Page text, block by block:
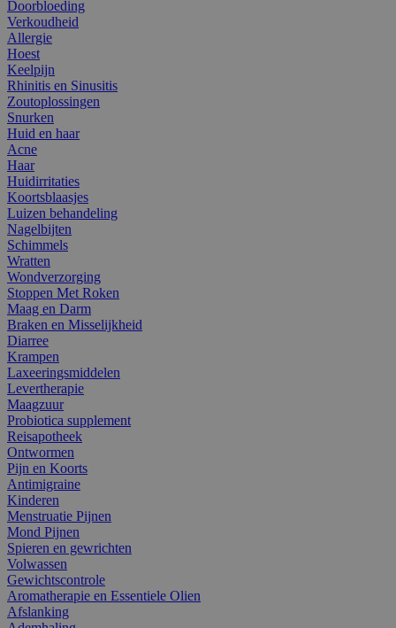
Doorbloeding
Verkoudheid
Allergie
Hoest
Keelpijn
Rhinitis en Sinusitis
Zoutoplossingen
Snurken
Huid en haar
Acne
Haar
Huidirritaties
Koortsblaasjes
Luizen behandeling
Nagelbijten
Schimmels
Wratten
Wondverzorging
Stoppen Met Roken
Maag en Darm
Braken en Misselijkheid
Diarree
Krampen
Laxeeringsmiddelen
Levertherapie
Maagzuur
Probiotica supplement
Reisapotheek
Ontwormen
Pijn en Koorts
Antimigraine
Kinderen
Menstruatie Pijnen
Mond Pijnen
Spieren en gewrichten
Volwassen
Gewichtscontrole
Aromatherapie en Essentiele Olien
Afslanking